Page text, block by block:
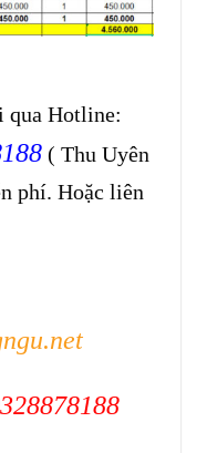
qua Hotline:
( Thu Uyên
phí. Hoặc liên